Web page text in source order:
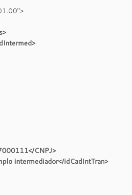
CNPJ>
intermediador</idCadIntTran>